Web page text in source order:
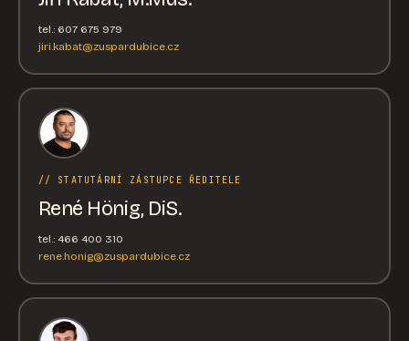
tel.: 607 675 979
jiri.kabat@zuspardubice.cz
// STATUTÁRNÍ ZÁSTUPCE ŘEDITELE
René Hönig, DiS.
tel.: 466 400 310
rene.honig@zuspardubice.cz